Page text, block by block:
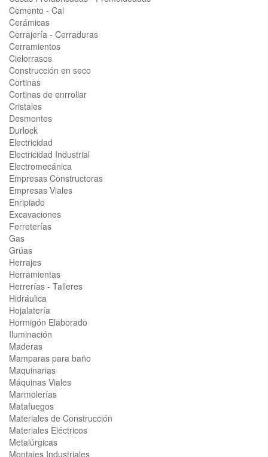
Cemento - Cal
Cerámicas
Cerrajería - Cerraduras
Cerramientos
Cielorrasos
Construcción en seco
Cortinas
Cortinas de enrrollar
Cristales
Desmontes
Durlock
Electricidad
Electricidad Industrial
Electromecánica
Empresas Constructoras
Empresas Viales
Enripiado
Excavaciones
Ferreterías
Gas
Grúas
Herrajes
Herramientas
Herrerías - Talleres
Hidráulica
Hojalatería
Hormigón Elaborado
Iluminación
Maderas
Mamparas para baño
Maquinarias
Máquinas Viales
Marmolerías
Matafuegos
Materiales de Construcción
Materiales Eléctricos
Metalúrgicas
Montajes Industriales